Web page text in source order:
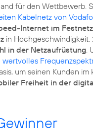
für den Wettbewerb.
Kabelnetz von
Internet im
in Hochgeschwindigkeit.
in der Netzaufrüstung
wertvolles
um seinen Kunden
Freiheit in der